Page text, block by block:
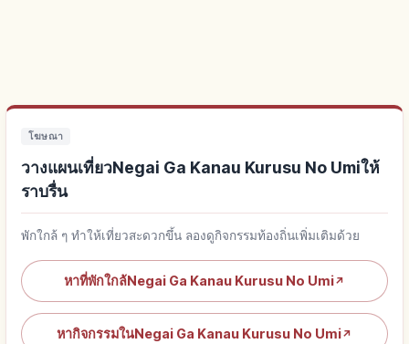
โฆษณา
วางแผนเที่ยวNegai Ga Kanau Kurusu No Umiให้
ราบรื่น
พักใกล้ ๆ ทำให้เที่ยวสะดวกขึ้น ลองดูกิจกรรมท้องถิ่นเพิ่มเติมด้วย
หาที่พักใกล้Negai Ga Kanau Kurusu No Umi↗
หากิจกรรมในNegai Ga Kanau Kurusu No Umi↗